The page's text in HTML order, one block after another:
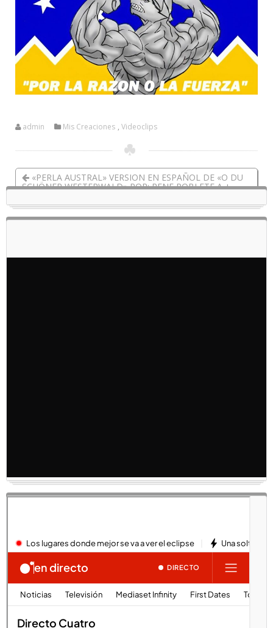
admin Mis Creaciones , Videoclips
«PERLA AUSTRAL» VERSION EN ESPAÑOL DE «O DU
SCHÖNER WESTERWALD» POR: RENE POBLETE A +